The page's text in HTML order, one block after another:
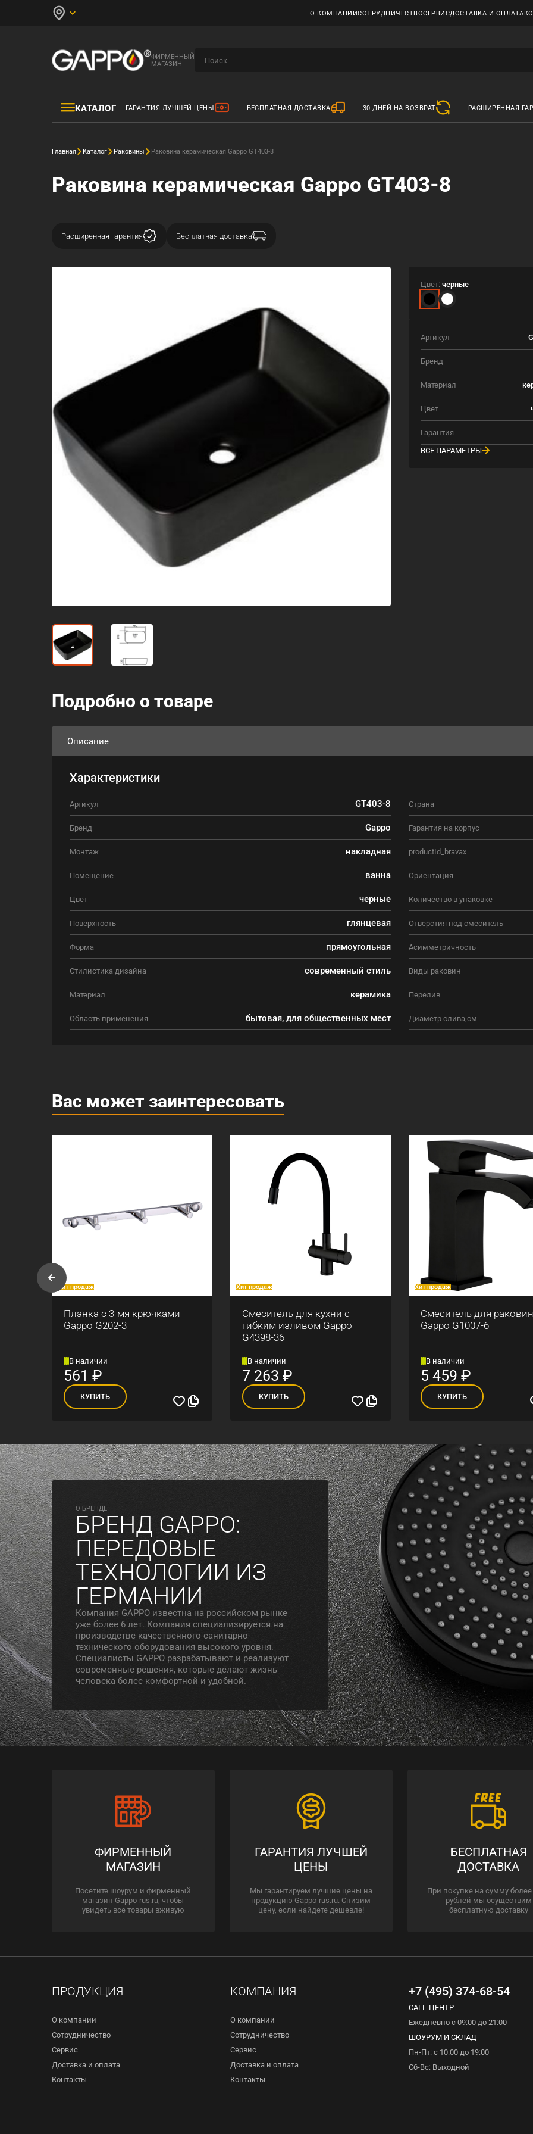
О КОМПАНИИСОТРУДНИЧЕСТВОСЕРВИСДОСТАВКА И ОПЛАТА
ФИРМЕННЫЙ
МАГАЗИН
КАТАЛОГ ГАРАНТИЯ ЛУЧШЕЙ ЦЕНЫ БЕСПЛАТНАЯ ДОСТАВКА 30 ДНЕЙ НА ВОЗВРАТ РАСШИРЕННАЯ
Главная Каталог Раковины Раковина керамическая Gappo GT403-8
Раковина керамическая Gappo GT403-8
Расширенная гарантия Бесплатная доставка
Цвет: черные
Артикул
Бренд
Материал
Цвет
Гарантия
ВСЕ ПАРАМЕТРЫ
Подробно о товаре
Описание
Характеристики
Артикул GT403-8
Бренд Gappo
Монтаж накладная
Помещение ванна
Цвет черные
Поверхность глянцевая
Форма прямоугольная
Стилистика дизайна современный стиль
Материал керамика
Область применения бытовая, для общественных мест
Страна
Гарантия на корпус
productId_bravax
Ориентация
Количество в упаковке
Отверстия под смеситель
Асимметричность
Виды раковин
Перелив
Диаметр слива,см
Вас может заинтересовать
Хит продаж
Планка с 3-мя крючками
Gappo G202-3
В наличии
561 ₽
КУПИТЬ
Хит продаж
Смеситель для кухни с
гибким изливом Gappo
G4398-36
В наличии
7 263 ₽
КУПИТЬ
Хит продаж
Смеситель для
Gappo G1007-6
В наличии
5 459 ₽
КУПИТЬ
O БРЕНДЕ
БРЕНД GAPPO:
ПЕРЕДОВЫЕ
ТЕХНОЛОГИИ ИЗ
ГЕРМАНИИ
Компания GAPPO известна на российском рынке
уже более 6 лет. Компания специализируется на
производстве качественного санитарно-
технического оборудования высокого уровня.
Специалисты GAPPO разрабатывают и реализуют
современные решения, которые делают жизнь
человека более комфортной и удобной.
ФИРМЕННЫЙ
МАГАЗИН
Посетите шоурум и фирменный
магазин Gappo-rus.ru, чтобы
увидеть все товары вживую
ГАРАНТИЯ ЛУЧШЕЙ
ЦЕНЫ
Мы гарантируем лучшие цены на
продукцию Gappo-rus.ru. Снизим
цену, если найдете дешевле!
БЕСПЛАТНАЯ
ДОСТАВКА
При покупке на сумму более
рублей мы осуществим
бесплатную доставку
ПРОДУКЦИЯ
О компании
Сотрудничество
Сервис
Доставка и оплата
Контакты
КОМПАНИЯ
О компании
Сотрудничество
Сервис
Доставка и оплата
Контакты
+7 (495) 374-68-54
CALL-ЦЕНТР
Ежедневно с 09:00 до 21:00
ШОУРУМ И СКЛАД
Пн-Пт: с 10:00 до 19:00
Сб-Вс: Выходной